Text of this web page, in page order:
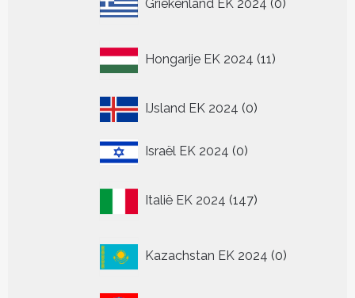
Griekenland EK 2024 0
producten
Hongarije EK 2024 11
producten
IJsland EK 2024 00
Israël EK 2024 00
Italië EK 2024 147
producten
Kazachstan EK 2024 0
producten